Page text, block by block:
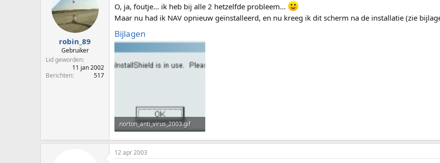
robin_89
Gebruiker
Lid geworden
11 jan 2002
Berichten
517
O, ja, foutje... ik heb bij alle 2 hetzelfde probleem...
Maar nu had ik NAV opnieuw geïnstalleerd, en nu kreeg ik dit scherm na de installatie (zie
Bijlagen
norton_anti_virus_2003.gif
7,8 KB · Weergaven: 21
12 apr 2003